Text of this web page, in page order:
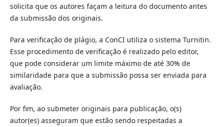
solicita que os autores façam a leitura do documento antes
da submissão dos originais.
Para verificação de plágio, a ConCI utiliza o sistema Turnitin.
Esse procedimento de verificação é realizado pelo editor,
que pode considerar um limite máximo de até 30% de
similaridade para que a submissão possa ser enviada para
avaliação.
Por fim, ao submeter originais para publicação, o(s)
autor(es) asseguram que estão sendo respeitadas a